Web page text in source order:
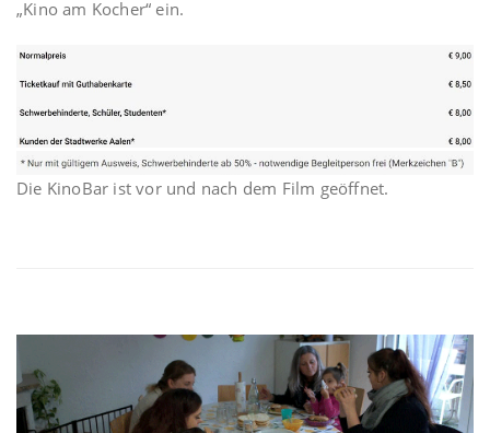
„Kino am Kocher“ ein.
Die KinoBar ist vor und nach dem Film geöffnet.